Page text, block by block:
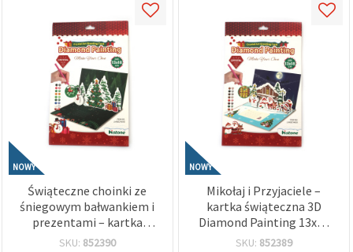
analitycznych
marketingowych.
wszystkich
plików
cookie,
klikając
"Akceptuj
wszystkie!"
wskazać
NOWY
Świąteczne choinki ze
śniegowym bałwankiem i
prezentami – kartka
bożonarodzeniowa 3D
SKU: 852390
NOWY
Mikołaj i Przyjaciele –
kartka świąteczna 3D
Diamond Painting 13x18
cm, idealna na życzenia
SKU: 852389